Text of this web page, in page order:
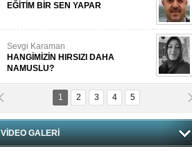
EĞİTİM BİR SEN YAPAR
Sevgi Karaman
HANGİMİZİN HIRSIZI DAHA
NAMUSLU?
Prof. Dr. Cahit Kurbanoğlu
1 2 3 4 5
VİDEO GALERİ